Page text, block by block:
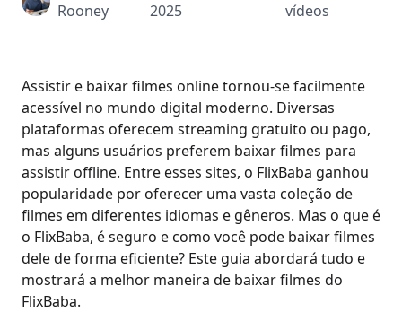
Rooney
2025
vídeos
Assistir e baixar filmes online tornou-se facilmente
acessível no mundo digital moderno. Diversas
plataformas oferecem streaming gratuito ou pago,
mas alguns usuários preferem baixar filmes para
assistir offline. Entre esses sites, o FlixBaba ganhou
popularidade por oferecer uma vasta coleção de
filmes em diferentes idiomas e gêneros. Mas o que é
o FlixBaba, é seguro e como você pode baixar filmes
dele de forma eficiente? Este guia abordará tudo e
mostrará a melhor maneira de baixar filmes do
FlixBaba.